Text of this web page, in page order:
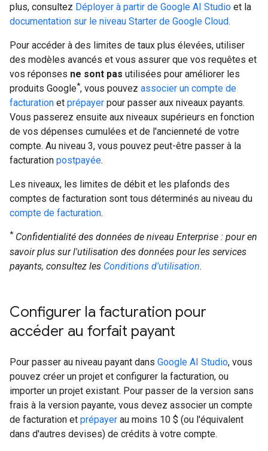
plus, consultez Déployer à partir de Google AI Studio et la
documentation sur le niveau Starter de Google Cloud.
Pour accéder à des limites de taux plus élevées, utiliser
des modèles avancés et vous assurer que vos requêtes et
vos réponses ne sont pas utilisées pour améliorer les
produits Google*, vous pouvez associer un compte de
facturation et prépayer pour passer aux niveaux payants.
Vous passerez ensuite aux niveaux supérieurs en fonction
de vos dépenses cumulées et de l'ancienneté de votre
compte. Au niveau 3, vous pouvez peut-être passer à la
facturation postpayée.
Les niveaux, les limites de débit et les plafonds des
comptes de facturation sont tous déterminés au niveau du
compte de facturation.
* Confidentialité des données de niveau Enterprise : pour en
savoir plus sur l'utilisation des données pour les services
payants, consultez les Conditions d'utilisation.
Configurer la facturation pour
accéder au forfait payant
Pour passer au niveau payant dans Google AI Studio, vous
pouvez créer un projet et configurer la facturation, ou
importer un projet existant. Pour passer de la version sans
frais à la version payante, vous devez associer un compte
de facturation et prépayer au moins 10 $ (ou l'équivalent
dans d'autres devises) de crédits à votre compte.